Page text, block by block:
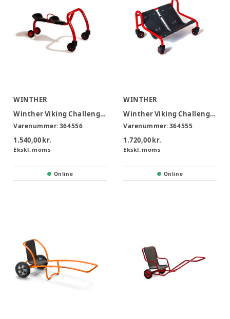
WINTHER
Winther Viking Challenge walkabout duo 2-4 år
Varenummer:364556
1.540,00 kr.
Ekskl. moms
Online
WINTHER
Winther Viking Challenge sofa surfer 2-4 år
Varenummer:364555
1.720,00 kr.
Ekskl. moms
Online